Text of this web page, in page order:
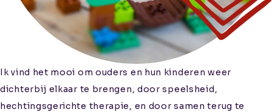
Ik vind het mooi om ouders en hun kinderen weer
dichterbij elkaar te brengen, door speelsheid,
hechtingsgerichte therapie, en door samen terug te